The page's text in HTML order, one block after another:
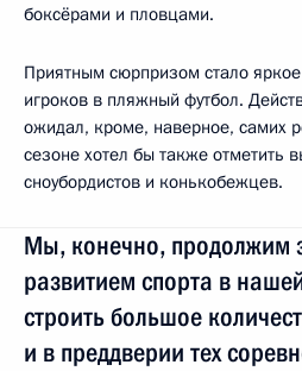
боксёрами и пловцами.
Приятным сюрпризом стало
игроков в пляжный футбол.
ожидал, кроме, наверное, самих
сезоне хотел бы также отметить
сноубордистов и конькобежцев.
Мы, конечно, продолжим
развитием спорта в
строить большое
и в преддверии тех